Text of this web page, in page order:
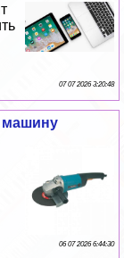
07 07 2026 3:20:48
машину
06 07 2026 6:44:30